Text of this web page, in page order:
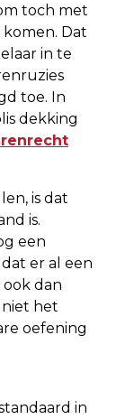
toch met
Dat
in te
toe. In
dekking
is dat
is.
een
er al een
ook dan
het
oefening
in